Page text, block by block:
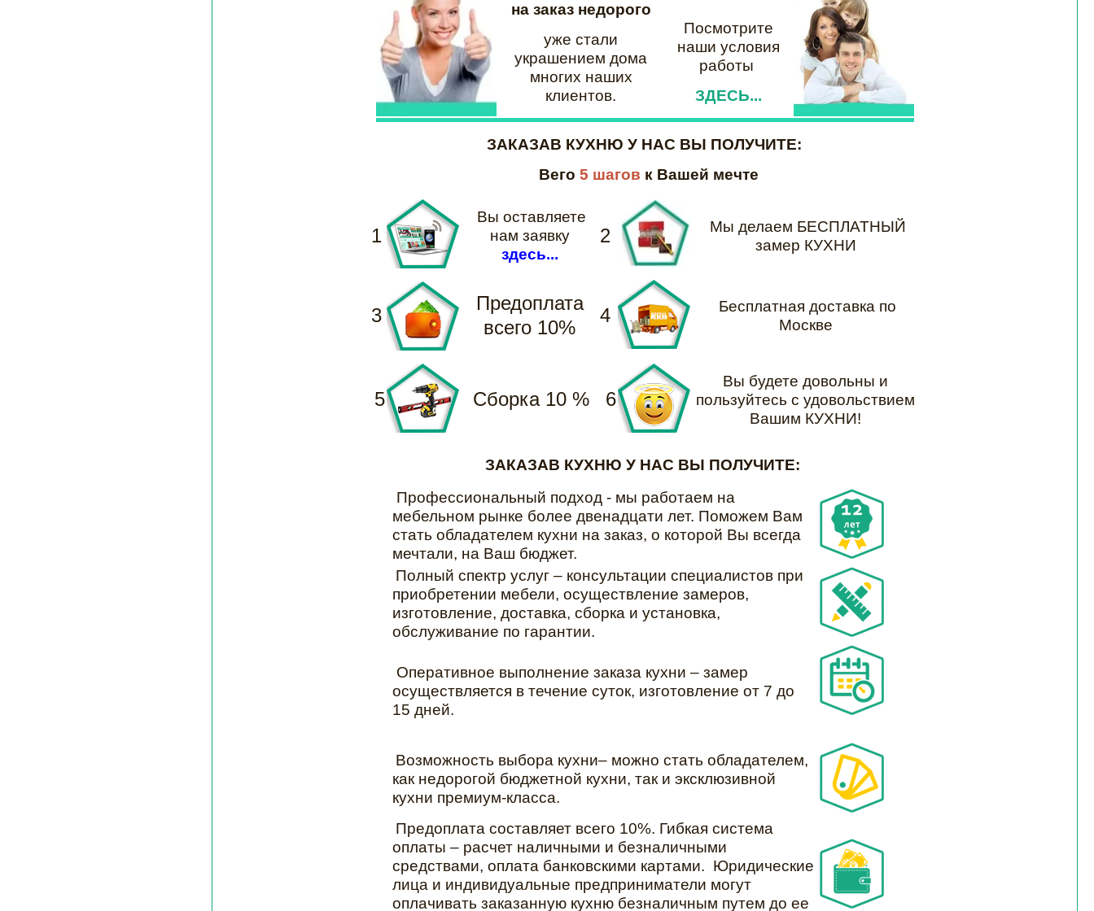
на заказ недорого
уже стали
украшением дома
многих наших
клиентов.
Посмотрите
наши условия
работы
ЗДЕСЬ...
ЗАКАЗАВ КУХНЮ У НАС ВЫ ПОЛУЧИТЕ:
Вего 5 шагов к Вашей мечте
1
Вы оставляете
нам заявку
здесь...
2
Мы делаем БЕСПЛАТНЫЙ
замер КУХНИ
3
Предоплата
всего 10%
4
Бесплатная доставка по
Москве
5 Сборка 10 % 6
Вы будете довольны и
пользуйтесь с удовольствием
Вашим КУХНИ!
ЗАКАЗАВ КУХНЮ У НАС ВЫ ПОЛУЧИТЕ:
Профессиональный подход - мы работаем на
мебельном рынке более двенадцати лет. Поможем Вам
стать обладателем кухни на заказ, о которой Вы всегда
мечтали, на Ваш бюджет.
Полный спектр услуг – консультации специалистов при
приобретении мебели, осуществление замеров,
изготовление, доставка, сборка и установка,
обслуживание по гарантии.
Оперативное выполнение заказа кухни – замер
осуществляется в течение суток, изготовление от 7 до
15 дней.
Возможность выбора кухни– можно стать обладателем,
как недорогой бюджетной кухни, так и эксклюзивной
кухни премиум-класса.
Предоплата составляет всего 10%. Гибкая система
оплаты – расчет наличными и безналичными
средствами, оплата банковскими картами. Юридические
лица и индивидуальные предприниматели могут
оплачивать заказанную кухню безналичным путем до ее